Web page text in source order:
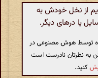
از نخل خودش به
یا درهای دیگر.
توسط هوش مصنوعی در
به نظرتان نادرست است
کنید.